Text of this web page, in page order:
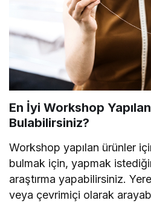
En İyi Workshop
Bulabilirsiniz?
Workshop yapılan ürünler
bulmak için, yapmak
araştırma yapabilirsiniz.
veya çevrimiçi olarak